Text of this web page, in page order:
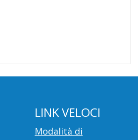
LINK VELOCI
Modalità di